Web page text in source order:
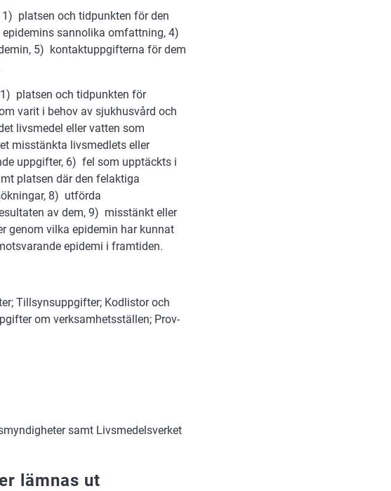
platsen och tidpunkten för den
sannolika omfattning, 4)
5) kontaktuppgifterna för dem
platsen och tidpunkten för
varit i behov av sjukhusvård och
livsmedel eller vatten som
misstänkta livsmedlets eller
uppgifter, 6) fel som upptäckts i
platsen där den felaktiga
8) utförda
av dem, 9) misstänkt eller
genom vilka epidemin har kunnat
epidemi i framtiden.
Tillsynsuppgifter; Kodlistor och
om verksamhetsställen; Prov-
samt Livsmedelsverket
lämnas ut